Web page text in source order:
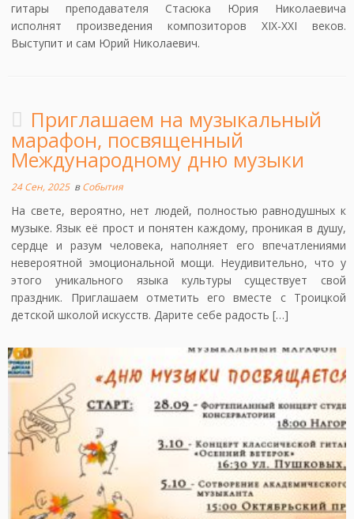
гитары преподавателя Стасюка Юрия Николаевича
исполнят произведения композиторов XIX-XXI веков.
Выступит и сам Юрий Николаевич.
Приглашаем на музыкальный
марафон, посвященный
Международному дню музыки
24 Сен, 2025вСобытия
На свете, вероятно, нет людей, полностью равнодушных к
музыке. Язык её прост и понятен каждому, проникая в душу,
сердце и разум человека, наполняет его впечатлениями
невероятной эмоциональной мощи. Неудивительно, что у
этого уникального языка культуры существует свой
праздник. Приглашаем отметить его вместе с Троицкой
детской школой искусств. Дарите себе радость […]